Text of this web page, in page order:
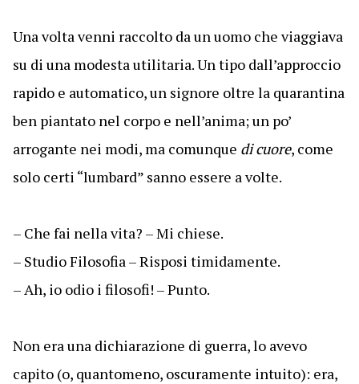
Una volta venni raccolto da un uomo che viaggiava
su di una modesta utilitaria. Un tipo dall’approccio
rapido e automatico, un signore oltre la quarantina
ben piantato nel corpo e nell’anima; un po’
arrogante nei modi, ma comunque di cuore, come
solo certi “lumbard” sanno essere a volte.
– Che fai nella vita? – Mi chiese.
– Studio Filosofia – Risposi timidamente.
– Ah, io odio i filosofi! – Punto.
Non era una dichiarazione di guerra, lo avevo
capito (o, quantomeno, oscuramente intuito): era,